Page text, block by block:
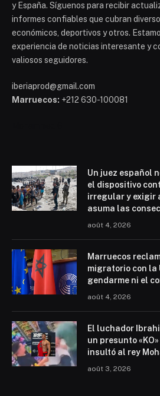
y España. Síguenos para recibir
informes confiables que cubran
económicos, deportivos y otros.
experiencia de noticias interesante y
valiosos seguidores.
iberiaprod@gmail.com
Marruecos: +212 630-100081
Un juez español
el dispositivo
irregular y exigir
asuma las
août 4, 2026
Marruecos
migratorio con la
gendarme ni el
août 4, 2026
El luchador
un presunto
insultó al rey
août 3, 2026